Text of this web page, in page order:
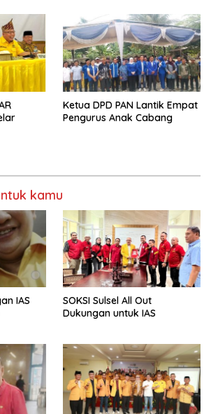
Ketua DPD PAN Lantik Empat
Pengurus Anak Cabang
kamu
IAS
SOKSI Sulsel All Out
Dukungan untuk IAS